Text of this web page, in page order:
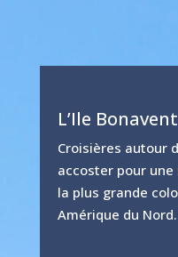
L’Ile
Croisières autour
accoster pour
la plus grande
Amérique du